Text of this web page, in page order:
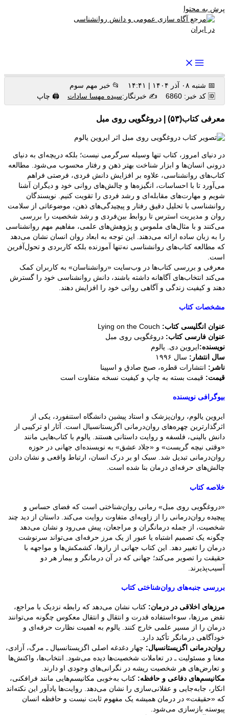
پرش به محتوا
📅 شنبه ۰۸ آذر ۱۴۰۴ | ۱۴:۴۱
📂 خبر مهم سوم
🆔 کد خبر: 6860
✍️ خبرنگار:سیده مهسا سادات 🖨 چاپ
معرفی کتاب(۵۳) | دروغگویی روی مبل
در دنیای امروز، کتاب تنها وسیله سرگرمی نیست؛ بلکه دریچه‌ای به دنیای
درونی انسان‌ها و ابزار شناخت بهتر ذهن و رفتار محسوب می‌شود. مطالعه
کتاب‌های روانشناسی، علاوه بر افزایش دانش فردی، فرصتی فراهم
می‌آورد تا با احساسات، انگیزه‌ها و چالش‌های روانی خود و دیگران آشنا
شویم و مهارت‌های مقابله‌ای و رشد فردی را تقویت کنیم. نویسندگان
روانشناسی با تحلیل دقیق رفتار و پیچیدگی‌های ذهن، موضوعاتی از سلامت
روان و مدیریت استرس تا روابط بین‌فردی و رشد شخصیت را بررسی
می‌کنند و با مثال‌های ملموس و پژوهش‌های علمی، مفاهیم مهم روانشناسی
را به زبان ساده ارائه می‌دهند. این توجه به ابعاد روان انسان نشان می‌دهد
که مطالعه کتاب‌های روانشناسی نه‌تنها آموزنده بلکه کاربردی و تحول‌آفرین
است.
معرفی و بررسی کتاب‌ها در وب‌سایت «روانشناسان» به کاربران کمک
می‌کند انتخاب‌های آگاهانه داشته باشند، دانش روانشناسی خود را گسترش
دهند و کیفیت زندگی و آگاهی روانی خود را افزایش دهند.
مشخصات کتاب
عنوان انگلیسی کتاب: Lying on the Couch
عنوان فارسی کتاب: دروغگویی روی مبل
نویسنده: ایروین دی. یالوم
سال انتشار: سال ۱۹۹۶
ناشر:
انتشارات قطره، صبح صادق و اسپینا
قیمت: قیمت بسته به چاپ و کیفیت نسخه متفاوت است
بیوگرافی نویسنده
ایروین یالوم، روان‌پزشک و استاد پیشین دانشگاه استنفورد، یکی از
اثرگذارترین چهره‌های روان‌درمانی اگزیستانسیال است. آثار او ترکیبی از
دانش بالینی، فلسفه و روایت داستانی هستند. یالوم با کتاب‌هایی مانند
«وقتی نیچه گریست» و «جلاد عشق» به نویسنده‌ای جهانی در حوزه
روان‌درمانی تبدیل شد. سبک او بر درک انسان، ارتباط واقعی و نشان دادن
چالش‌های حرفه‌ای درمان بنا شده است.
خلاصه کتاب
«دروغگویی روی مبل» رمانی روان‌شناختی است که فضای حساس و
پیچیده روان‌درمانی را از زاویه‌ای متفاوت روایت می‌کند. داستان از دید چند
شخصیت، از جمله درمانگران و مراجعان، پیش می‌رود و نشان می‌دهد
چگونه یک تصمیم اشتباه یا عبور از یک مرز حرفه‌ای می‌تواند سرنوشت
درمان را تغییر دهد. این کتاب جهانی از رازها، کشمکش‌ها و مواجهه با
حقیقت را تصویر می‌کند؛ جهانی که در آن درمانگر و بیمار هر دو
آسیب‌پذیرند.
بررسی جنبه‌های روان‌شناختی کتاب
مرزهای اخلاقی در درمان: کتاب نشان می‌دهد که رابطه نزدیک با مراجع،
نقض مرزها، سوءاستفاده قدرت و انتقال و انتقال معکوس چگونه می‌توانند
درمان را از مسیر علمی خارج کنند. یالوم به اهمیت نظارت حرفه‌ای و
خودآگاهی درمانگر تأکید دارد.
روان‌درمانی اگزیستانسیال: چهار دغدغه اصلی اگزیستانسیال ـ مرگ، آزادی،
معنا و مسئولیت ـ در تعاملات شخصیت‌ها دیده می‌شود. انتخاب‌ها، واکنش‌ها
و تعارض‌های هر شخصیت ریشه در نگرانی‌های وجودی او دارند.
مکانیسم‌های دفاعی و حافظه: کتاب به‌خوبی مکانیسم‌هایی مانند فرافکنی،
انکار، جابه‌جایی و عقلانی‌سازی را نشان می‌دهد. روایت‌ها یادآور این نکته‌اند
که «حقیقت» در درمان همیشه یک مفهوم ثابت نیست و حافظه انسان
پیوسته بازسازی می‌شود.